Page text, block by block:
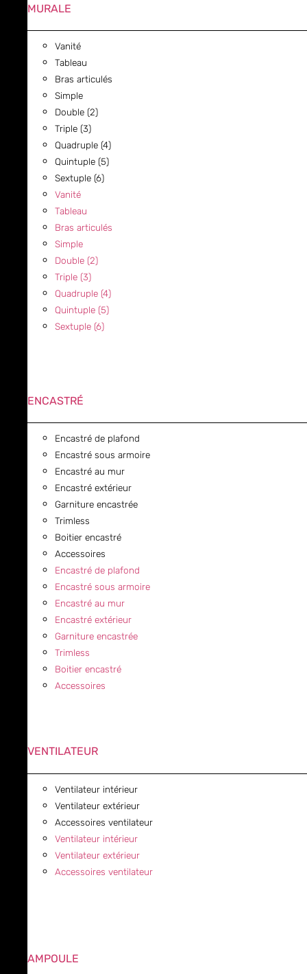
MURALE
Vanité
Tableau
Bras articulés
Simple
Double (2)
Triple (3)
Quadruple (4)
Quintuple (5)
Sextuple (6)
Vanité
Tableau
Bras articulés
Simple
Double (2)
Triple (3)
Quadruple (4)
Quintuple (5)
Sextuple (6)
ENCASTRÉ
Encastré de plafond
Encastré sous armoire
Encastré au mur
Encastré extérieur
Garniture encastrée
Trimless
Boitier encastré
Accessoires
Encastré de plafond
Encastré sous armoire
Encastré au mur
Encastré extérieur
Garniture encastrée
Trimless
Boitier encastré
Accessoires
VENTILATEUR
Ventilateur intérieur
Ventilateur extérieur
Accessoires ventilateur
Ventilateur intérieur
Ventilateur extérieur
Accessoires ventilateur
AMPOULE